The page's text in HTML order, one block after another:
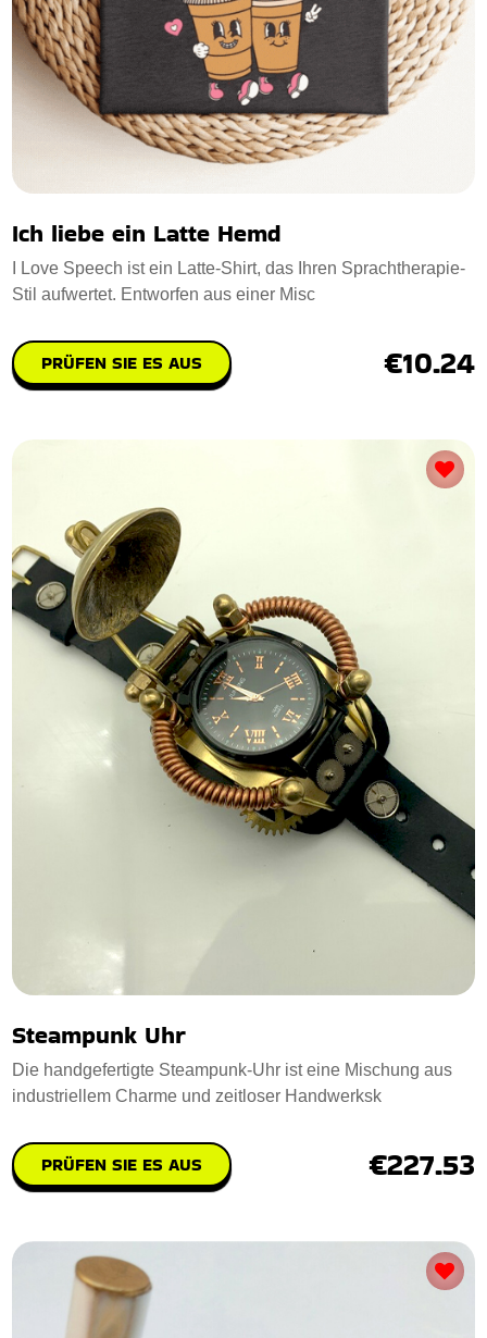
Ich liebe ein Latte Hemd
I Love Speech ist ein Latte-Shirt, das Ihren Sprachtherapie-
Stil aufwertet. Entworfen aus einer Misc
PRÜFEN SIE ES AUS €10.24
Steampunk Uhr
Die handgefertigte Steampunk-Uhr ist eine Mischung aus
industriellem Charme und zeitloser Handwerksk
PRÜFEN SIE ES AUS €227.53